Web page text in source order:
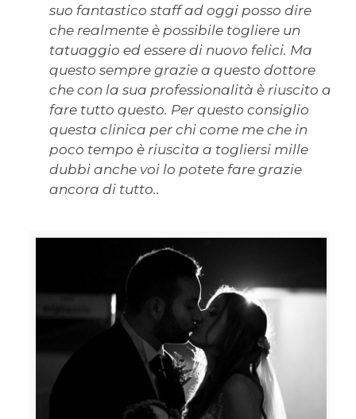
suo fantastico staff ad oggi posso dire
che realmente è possibile togliere un
tatuaggio ed essere di nuovo felici. Ma
questo sempre grazie a questo dottore
che con la sua professionalità è riuscito a
fare tutto questo. Per questo consiglio
questa clinica per chi come me che in
poco tempo è riuscita a togliersi mille
dubbi anche voi lo potete fare grazie
ancora di tutto..